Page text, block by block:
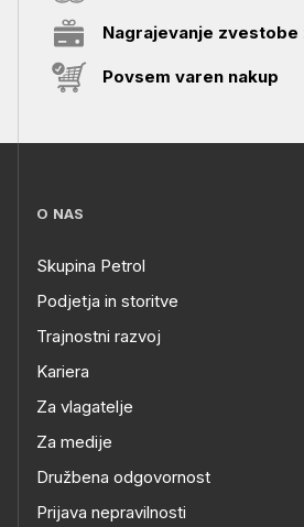
Nagrajevanje
Povsem varen nakup
O NAS
Skupina Petrol
Podjetja in storitve
Trajnostni razvoj
Kariera
Za vlagatelje
Za medije
Družbena odgovornost
Prijava nepravilnosti